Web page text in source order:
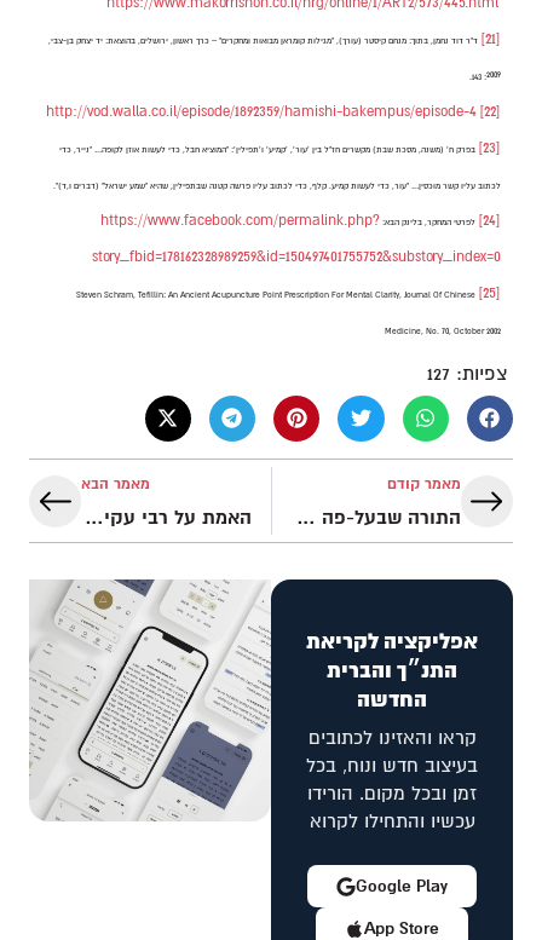
[21]
ד"ר דוד נחמן, בתוך: מנחם קיסטר (עורך), "מגילות קומראן מבואות ומחקרים" – כרך ראשון, ירושלים, בהוצאת: יד יצחק בן-צבי,
2009: 143.
[22]
http://vod.walla.co.il/episode/1892359/hamishi-bakempus/episode-4
[23]
בפרק ח' (משנה, מסכת שבת) מקשרים חז"ל בין 'עור', 'קמיע' ו'תפילין': "המוציא חבל, כדי לעשות אוזן לקופה… "נייר, כדי
לכתוב עליו קשר מוכסין… "עור, כדי לעשות קמיע. קלף, כדי לכתוב עליו פרשה קטנה שבתפילין, שהיא "שמע ישראל" (דברים ו,ד)".
[24] לפרטי המחקר, בלינק הבא: https://www.facebook.com/permalink.php?
story_fbid=178162328989259&id=150497401755752&substory_index=0
[25]
Steven Schram, Tefillin: An Ancient Acupuncture Point Prescription For Mental Clarity, Journal Of Chinese
Medicine, No. 70, October 2002
צפיות: 127
מאמר קודם
התורה שבעל-פה של התורה שבעל-פה
מאמר הבא
האמת על רבי עקיבא (המגוייר) – אבי ההלכה הרבנית
אפליקציה לקריאת
התנ״ך והברית
החדשה
קראו והאזינו לכתובים
בעיצוב חדש ונוח, בכל
זמן ובכל מקום. הורידו
עכשיו והתחילו לקרוא
App Store
Google Play